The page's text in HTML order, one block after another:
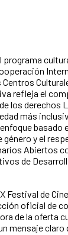
Centros
refleja el
los derechos
más
basado
género y el
Abiertos
de
Festival de
oficial de
de la oferta
mensaje claro